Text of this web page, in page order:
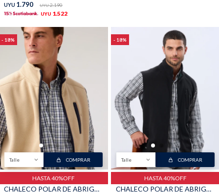
UYU 1.790 UYU 2.190
UYU 1.522
18
Talle COMPRAR
HASTA 40%OFF
CHALECO POLAR DE ABRIGO - Beige
18
Talle COMPRAR
HASTA 40%OFF
CHALECO POLAR DE ABRIGO - Negro